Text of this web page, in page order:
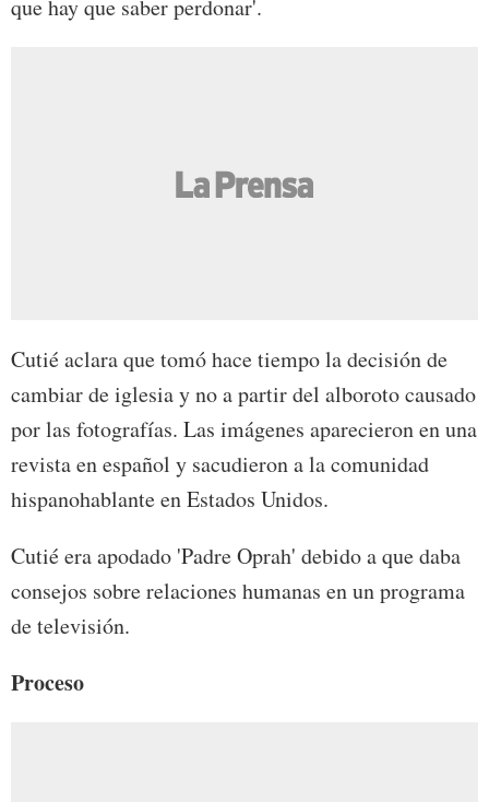
que hay que saber perdonar'.
Cutié aclara que tomó hace tiempo la decisión de
cambiar de iglesia y no a partir del alboroto causado
por las fotografías. Las imágenes aparecieron en una
revista en español y sacudieron a la comunidad
hispanohablante en Estados Unidos.
Cutié era apodado 'Padre Oprah' debido a que daba
consejos sobre relaciones humanas en un programa
de televisión.
Proceso